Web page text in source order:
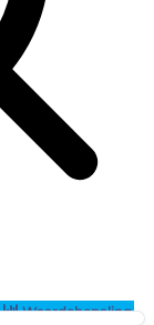
Waardebepaling